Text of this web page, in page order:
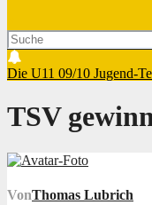
Die U11 09/10 Jugend-
TSV
VonThomas Lubrich